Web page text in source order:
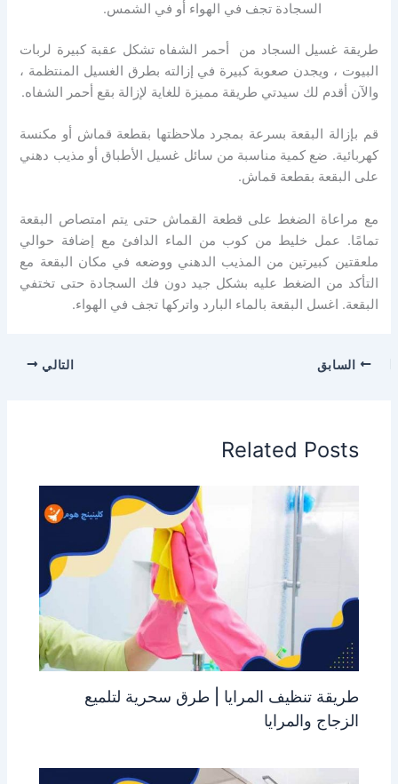
السجادة تجف في الهواء أو في الشمس.
طريقة غسيل السجاد من أحمر الشفاه تشكل عقبة كبيرة لربات
البيوت ، ويجدن صعوبة كبيرة في إزالته بطرق الغسيل المنتظمة ،
والآن أقدم لك سيدتي طريقة مميزة للغاية لإزالة بقع أحمر الشفاه.
قم بإزالة البقعة بسرعة بمجرد ملاحظتها بقطعة قماش أو مكنسة
كهربائية. ضع كمية مناسبة من سائل غسيل الأطباق أو مذيب دهني
على البقعة بقطعة قماش.
مع مراعاة الضغط على قطعة القماش حتى يتم امتصاص البقعة
تمامًا. عمل خليط من كوب من الماء الدافئ مع إضافة حوالي
ملعقتين كبيرتين من المذيب الدهني ووضعه في مكان البقعة مع
التأكد من الضغط عليه بشكل جيد دون فك السجادة حتى تختفي
البقعة. اغسل البقعة بالماء البارد واتركها تجف في الهواء.
السابق التالي
Related Posts
طريقة تنظيف المرايا | طرق سحرية لتلميع
الزجاج والمرايا